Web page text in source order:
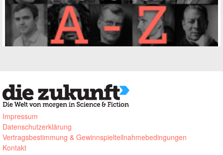
Impressum
Datenschutzerklärung
Vertragsbestimmung & Gewinnspielteilnahmebedingungen
Kontakt